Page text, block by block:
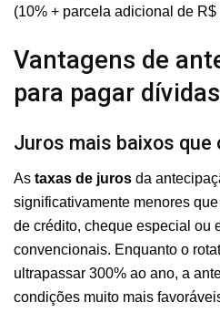
(10% + parcela adicional de R$
Vantagens de
para pagar dívidas
Juros mais baixos que
As taxas de juros da
significativamente menores
de crédito, cheque especial ou
convencionais. Enquanto o
ultrapassar 300% ao ano, a
condições muito mais